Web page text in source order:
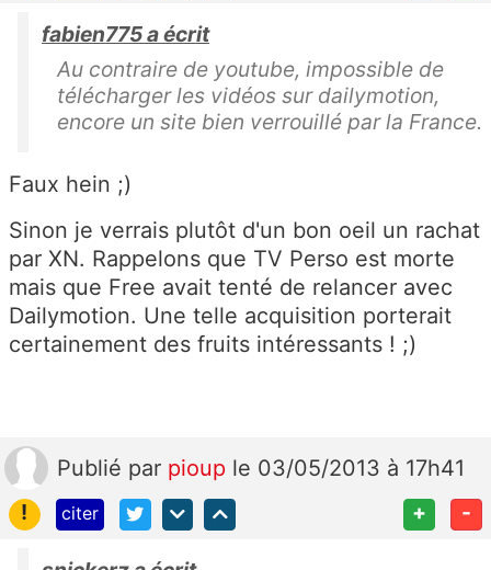
fabien775 a écrit
Au contraire de youtube, impossible de
télécharger les vidéos sur dailymotion,
encore un site bien verrouillé par la France.
Faux hein ;)
Sinon je verrais plutôt d'un bon oeil un rachat
par XN. Rappelons que TV Perso est morte
mais que Free avait tenté de relancer avec
Dailymotion. Une telle acquisition porterait
certainement des fruits intéressants ! ;)
Publié par pioup le 03/05/2013 à 17h41
!
citer + -